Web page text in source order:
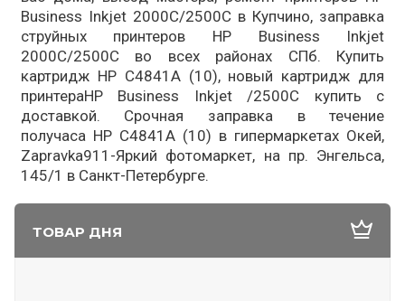
ТОВАР ДНЯ
Business Inkjet 2000C/2500C в Купчино, заправка
струйных принтеров HP Business Inkjet
2000C/2500C во всех районах СПб. Купить
картридж HP C4841A (10), новый картридж для
принтераHP Business Inkjet /2500C купить с
доставкой. Срочная заправка в течение
получаса HP C4841A (10) в гипермаркетах Окей,
Zapravka911-Яркий фотомаркет, на пр. Энгельса,
145/1 в Санкт-Петербурге.